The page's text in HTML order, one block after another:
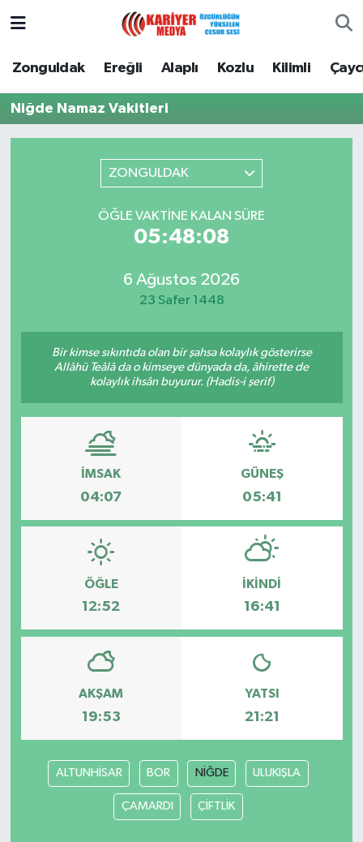
Zonguldak Ereğli Alaplı Kozlu Kilimli
Niğde Namaz Vakitleri
ZONGULDAK
ÖĞLE VAKTINE KALAN SÜRE
05:48:08
6 Ağustos 2026
23 Safer 1448
Bir kimse sıkıntıda olan bir şahsa kolaylık gösterirse
Allâhü Teâlâ da o kimseye dünyada da, âhirette de
kolaylık ihsân buyurur. (Hadis-i şerif)
İMSAK
04:07
GÜNEŞ
05:41
ÖĞLE
12:52
İKINDI
16:41
AKŞAM
19:53
YATSI
21:21
ALTUNHİSAR BOR NİĞDE ULUKIŞLA
ÇAMARDI ÇİFTLİK
Zonguldak
Ereğli
Devrek
Dergim
Zonguldak Nöbetçi Eczaneler
Zonguldak Hava Durumu
Zonguldak Trafik Yoğunluk Haritası
Puan Durumu ve Fikstür
Haber Arşivi